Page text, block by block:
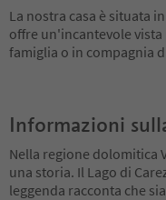
La nostra casa è situata
offre un'incantevole
famiglia o in compagnia
Informazioni
Nella regione dolomitica
una storia. Il Lago di
leggenda racconta che